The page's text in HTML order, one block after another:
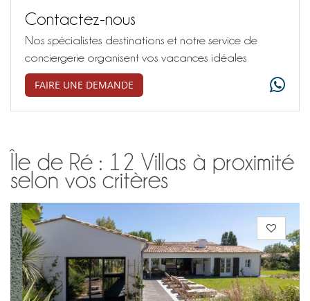
Contactez-nous
Nos spécialistes destinations et notre service de
conciergerie organisent vos vacances idéales
FAIRE UNE DEMANDE
Île de Ré : 12 Villas à proximité
selon vos critères